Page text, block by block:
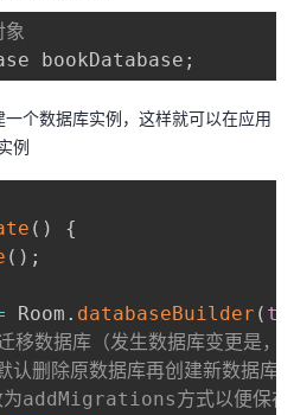
bookDatabase ;
个数据库实例，这样就可以在应用
例
( )
{
( ) ;
Room . databaseBuilder (
移数据库（发生数据库变更是，
除原数据库再创建新数据库，
addMigrations方式以便保存